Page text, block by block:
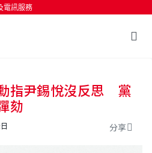
電訊服務
入鍵開始搜尋
指尹錫悅沒反思 黨
劾
分享